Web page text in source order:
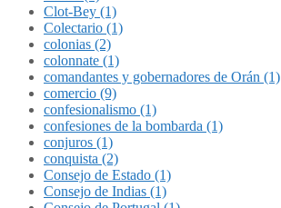
Clot-Bey (1)
Colectario (1)
colonias (2)
colonnate (1)
comandantes y gobernadores de Orán (1)
comercio (9)
confesionalismo (1)
confesiones de la bombarda (1)
conjuros (1)
conquista (2)
Consejo de Estado (1)
Consejo de Indias (1)